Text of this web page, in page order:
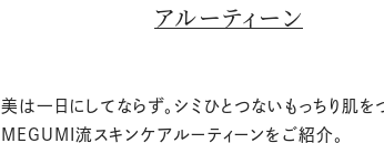
アルーティーン
美は一日にしてならず。シミひとつないもっちり肌を
MEGUMI流スキンケアルーティーンをご紹介。